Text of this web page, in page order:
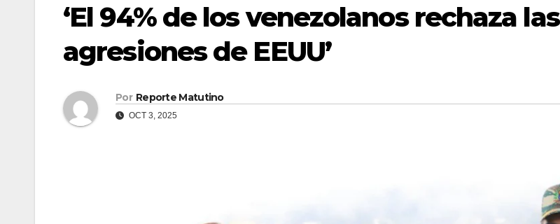
‘El 94% de los venezolanos rechaza las
agresiones de EEUU’
Por Reporte Matutino
OCT 3, 2025